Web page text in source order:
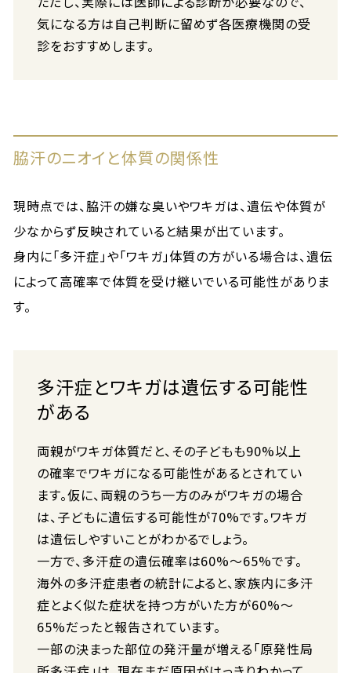
気になる方は自己判断に留めず各医療機関の受
診をおすすめします。
脇汗のニオイと体質の関係性
現時点では、脇汗の嫌な臭いやワキガは、遺伝や体質が
少なからず反映されていると結果が出ています。
身内に「多汗症」や「ワキガ」体質の方がいる場合は、遺伝
によって高確率で体質を受け継いでいる可能性がありま
す。
多汗症とワキガは遺伝する可能性
がある
両親がワキガ体質だと、その子どもも90%以上
の確率でワキガになる可能性があるとされてい
ます。仮に、両親のうち一方のみがワキガの場合
は、子どもに遺伝する可能性が70%です。ワキガ
は遺伝しやすいことがわかるでしょう。
一方で、多汗症の遺伝確率は60%～65%です。
海外の多汗症患者の統計によると、家族内に多汗
症とよく似た症状を持つ方がいた方が60%～
65%だったと報告されています。
一部の決まった部位の発汗量が増える「原発性局